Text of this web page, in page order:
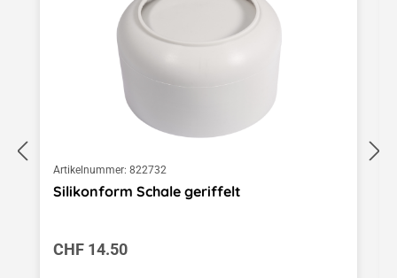
Artikelnummer: 822732
Silikonform Schale geriffelt
Regulärer Preis:
CHF 14.50